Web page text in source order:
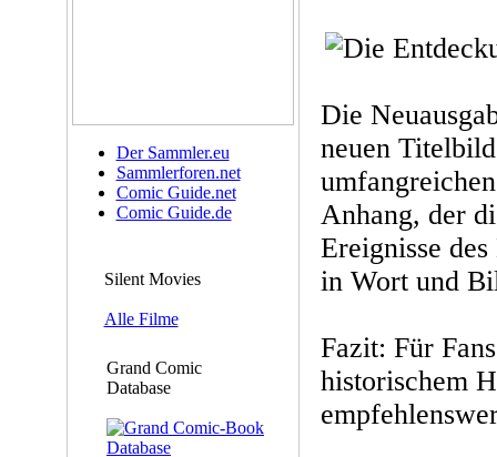
Der Sammler.eu
Sammlerforen.net
Comic Guide.net
Comic Guide.de
Silent Movies
Alle Filme
Grand Comic
Database
Die
neuen
Anhang, der
Ereignisse
in Wort und
Fazit: Für
historischem